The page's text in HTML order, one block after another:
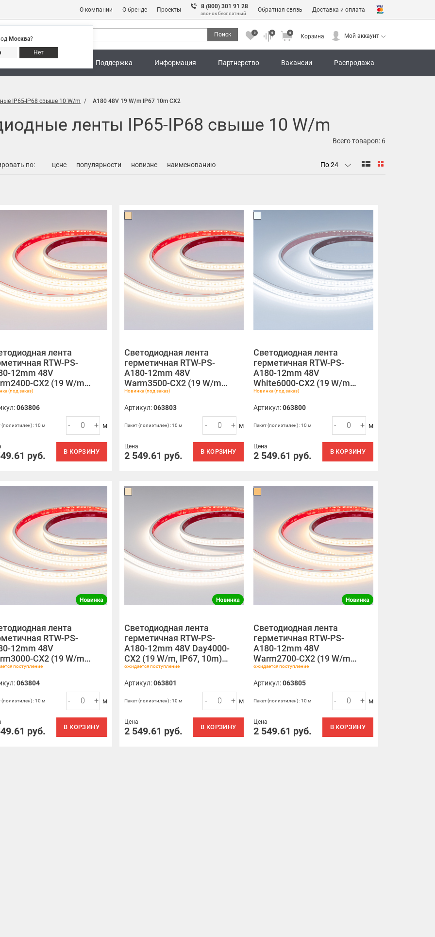
Москва?
Нет
О компании О бренде Проекты 8 (800) 301 91 28
звонок бесплатный
Обратная связь Доставка и оплата
Поиск 0 0 0
Корзина Мой аккаунт
Поддержка Информация Партнерство Вакансии Распродажа
Адреса магазинов 8 (800) 301 91 28 Корзина Мой аккаунт
IP65-IP68 свыше 10 W/m A180 48V 19 W/m IP67 10m CX2
ленты IP65-IP68 свыше 10 W/m
Всего товаров: 6
по: цене популярности новизне наименованию
лента
RTW-PS-
12mm 48V
CX2 (19 W/m…
(под заказ)
063806
- + м
(полиэтилен) : 10 м
руб. В КОРЗИНУ
Светодиодная лента
герметичная RTW-PS-
A180-12mm 48V
Warm3500-CX2 (19 W/m…
Новинка (под заказ)
Артикул:063803
- + м
Пакет (полиэтилен) : 10 м
Цена
2 549.61 руб. В КОРЗИНУ
Светодиодная лента
герметичная RTW-PS-
A180-12mm 48V
White6000-CX2 (19 W/m…
Новинка (под заказ)
Артикул:063800
- + м
Пакет (полиэтилен) : 10 м
Цена
2 549.61 руб. В КОРЗИНУ
лента
RTW-PS-
12mm 48V
CX2 (19 W/m…
поступление
063804
- + м
(полиэтилен) : 10 м
руб. В КОРЗИНУ
Светодиодная лента
герметичная RTW-PS-
A180-12mm 48V Day4000-
CX2 (19 W/m, IP67, 10m)…
ожидается поступление
Артикул:063801
- + м
Пакет (полиэтилен) : 10 м
Цена
2 549.61 руб. В КОРЗИНУ
Светодиодная лента
герметичная RTW-PS-
A180-12mm 48V
Warm2700-CX2 (19 W/m…
ожидается поступление
Артикул:063805
- + м
Пакет (полиэтилен) : 10 м
Цена
2 549.61 руб. В КОРЗИНУ